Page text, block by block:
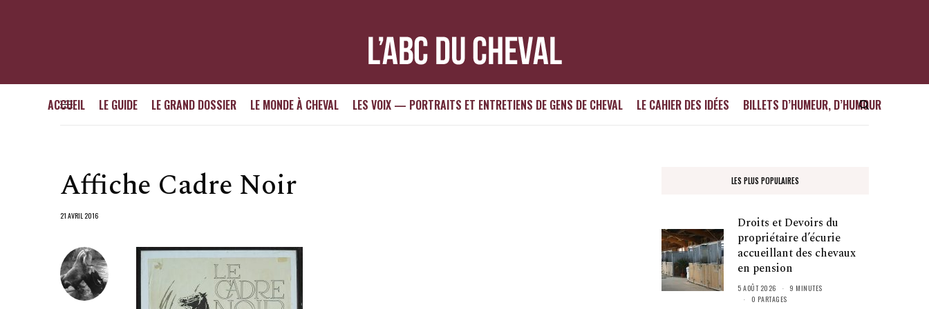
ACCUEIL LE GUIDE LE GRAND DOSSIER LE MONDE À CHEVAL LES VOIX — PORTRAITS ET ENTRETIENS DE GENS DE CHEVAL LE CAHIER DES IDÉES BILLETS D’HUMEUR, D’HUMOUR
Affiche Cadre Noir
21 AVRIL 2016
LES PLUS POPULAIRES
Droits et Devoirs du
propriétaire d’écurie
accueillant des chevaux
en pension
5 AOÛT 2026
9 MINUTES
0 PARTAGES